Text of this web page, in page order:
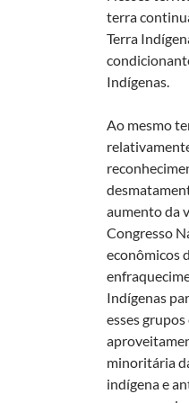
terra
Terra
Indígenas.
Ao mesmo
aumento da
Congresso
econômicos
Indígenas
esses
minoritária
indígena e